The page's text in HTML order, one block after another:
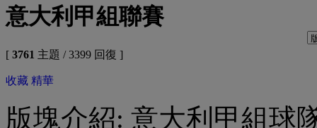
意大利甲組聯賽
[ 3761 主題 / 3399 回復 ]
收藏 精華
版塊介紹: 意大利甲組球